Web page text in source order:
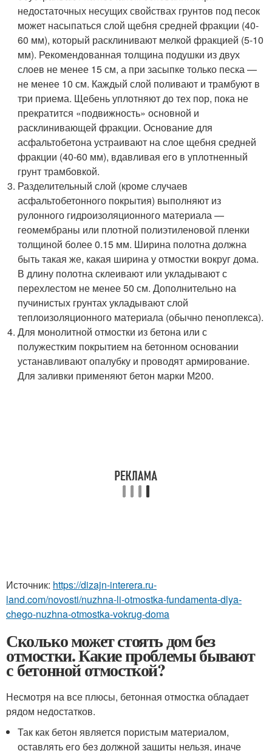
недостаточных несущих свойствах грунтов под песок
может насыпаться слой щебня средней фракции (40-
60 мм), который расклинивают мелкой фракцией (5-10
мм). Рекомендованная толщина подушки из двух
слоев не менее 15 см, а при засыпке только песка —
не менее 10 см. Каждый слой поливают и трамбуют в
три приема. Щебень уплотняют до тех пор, пока не
прекратится «подвижность» основной и
расклинивающей фракции. Основание для
асфальтобетона устраивают на слое щебня средней
фракции (40-60 мм), вдавливая его в уплотненный
грунт трамбовкой.
Разделительный слой (кроме случаев
асфальтобетонного покрытия) выполняют из
рулонного гидроизоляционного материала —
геомембраны или плотной полиэтиленовой пленки
толщиной более 0.15 мм. Ширина полотна должна
быть такая же, какая ширина у отмостки вокруг дома.
В длину полотна склеивают или укладывают с
перехлестом не менее 50 см. Дополнительно на
пучинистых грунтах укладывают слой
теплоизоляционного материала (обычно пеноплекса).
Для монолитной отмостки из бетона или с
полужестким покрытием на бетонном основании
устанавливают опалубку и проводят армирование.
Для заливки применяют бетон марки М200.
Источник: https://dizajn-interera.ru-
land.com/novosti/nuzhna-li-otmostka-fundamenta-dlya-
chego-nuzhna-otmostka-vokrug-doma
Сколько может стоять дом без
отмостки. Какие проблемы бывают
с бетонной отмосткой?
Несмотря на все плюсы, бетонная отмостка обладает
рядом недостатков.
Так как бетон является пористым материалом,
оставлять его без должной защиты нельзя, иначе